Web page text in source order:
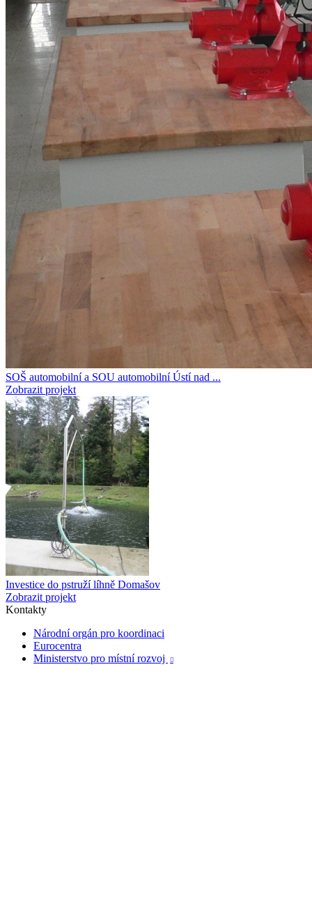
SOŠ automobilní a SOU automobilní Ústí nad ...
Zobrazit projekt
Investice do pstruží líhně Domašov
Zobrazit projekt
Kontakty
Národní orgán pro koordinaci
Eurocentra
Ministerstvo pro místní rozvoj
